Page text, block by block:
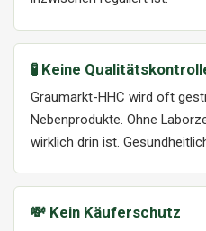
🧪 Keine
Graumarkt-HHC wird oft
Nebenprodukte. Ohne
wirklich drin ist.
💸 Kein Käuferschutz